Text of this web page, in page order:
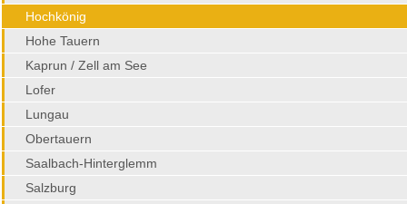
Hochkönig
Hohe Tauern
Kaprun / Zell am See
Lofer
Lungau
Obertauern
Saalbach-Hinterglemm
Salzburg